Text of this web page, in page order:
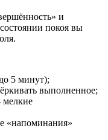
и
покоя вы
5 минут);
выполненное;
мелкие
«напоминания»